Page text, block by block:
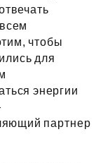
чтобы
для
энергии
партнер